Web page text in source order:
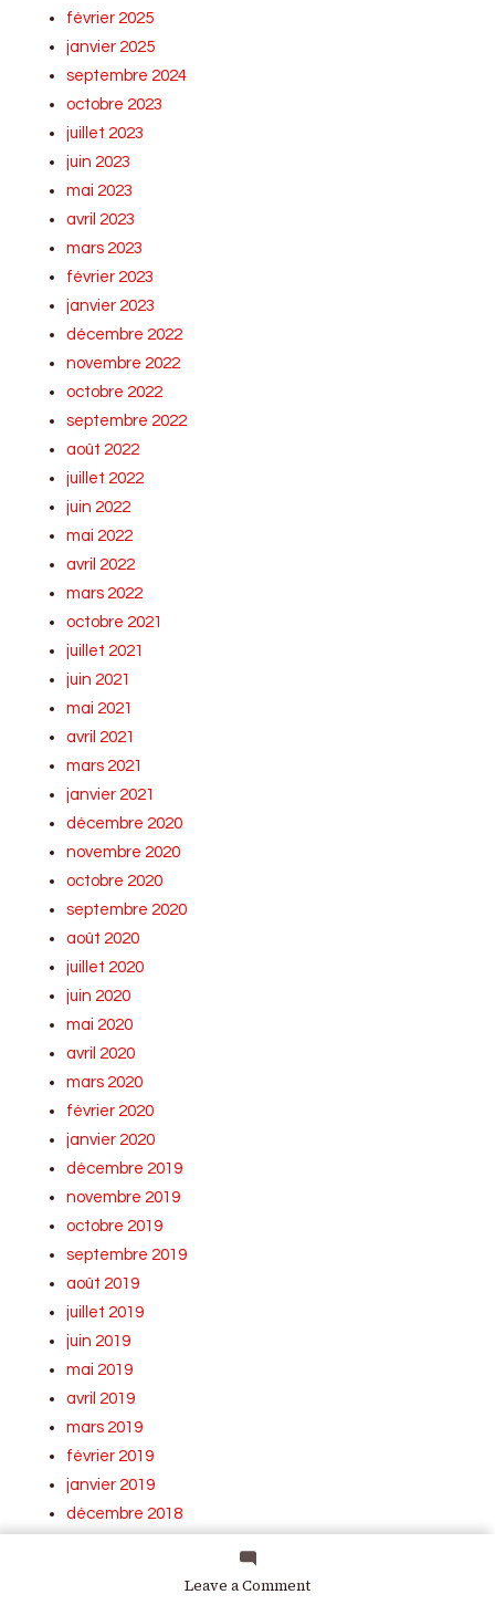
Leave a Commenton
février 2025
janvier 2025
septembre 2024
octobre 2023
juillet 2023
juin 2023
mai 2023
avril 2023
mars 2023
février 2023
janvier 2023
décembre 2022
novembre 2022
octobre 2022
septembre 2022
août 2022
juillet 2022
juin 2022
mai 2022
avril 2022
mars 2022
octobre 2021
juillet 2021
juin 2021
mai 2021
avril 2021
mars 2021
janvier 2021
décembre 2020
novembre 2020
octobre 2020
septembre 2020
août 2020
juillet 2020
juin 2020
mai 2020
avril 2020
mars 2020
février 2020
janvier 2020
décembre 2019
novembre 2019
octobre 2019
septembre 2019
août 2019
juillet 2019
juin 2019
mai 2019
avril 2019
mars 2019
février 2019
janvier 2019
décembre 2018